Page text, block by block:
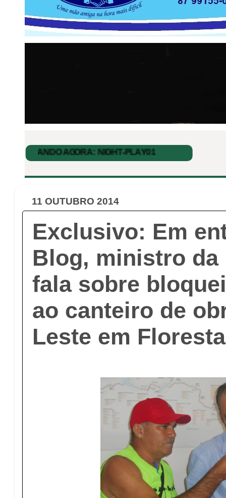
11 OUTUBRO 2014
Exclusivo: Em
Blog, ministro da
fala sobre
ao canteiro de
Leste em Floresta